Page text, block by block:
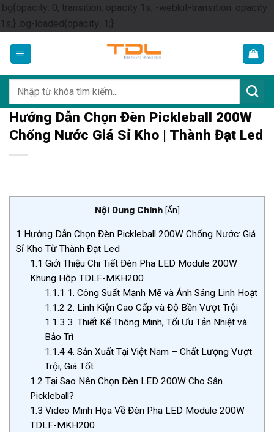
.bg{opacity: 0; transition: opacity 1s; -webkit-transition: opacity
1s;} .bg-loaded{opacity: 1;}Skip
content
kiếm:
Hướng Dẫn Chọn Đèn Pickleball 200W
Chống Nước Giá Sỉ Kho | Thành Đạt Led
Nội Dung Chính [Ẩn]
1 Hướng Dẫn Chọn Đèn Pickleball 200W Chống Nước: Giá
Sỉ Kho Từ Thành Đạt Led
1.1 Giới Thiệu Chi Tiết Đèn Pha LED Module 200W
Khung Hộp TDLF-MKH200
1.1.1 1. Công Suất Mạnh Mẽ và Ánh Sáng Linh Hoạt
1.1.2 2. Linh Kiện Cao Cấp và Độ Bền Vượt Trội
1.1.3 3. Thiết Kế Thông Minh, Tối Ưu Tản Nhiệt và
Bảo Trì
1.1.44. Sản Xuất Tại Việt Nam – Chất Lượng Vượt
Trội, Giá Tốt
1.2 Tại Sao Nên Chọn Đèn LED 200W Cho Sân
Pickleball?
1.3 Video Minh Họa Về Đèn Pha LED Module 200W
TDLF-MKH200